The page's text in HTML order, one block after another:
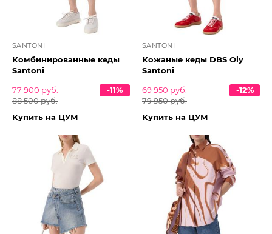
SANTONI
Комбинированные кеды
Santoni
77 900 руб.
88 500 руб.
-11%
Купить на ЦУМ
SANTONI
Кожаные кеды DBS Oly
Santoni
69 950 руб.
79 950 руб.
-12%
Купить на ЦУМ